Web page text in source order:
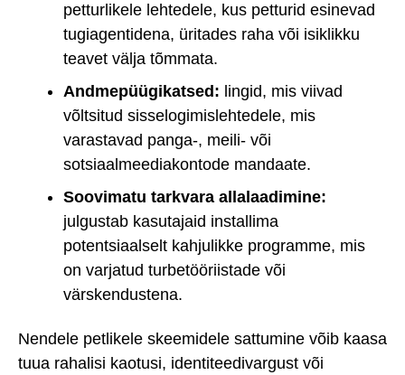
petturlikele lehtedele, kus petturid esinevad
tugiagentidena, üritades raha või isiklikku
teavet välja tõmmata.
Andmepüügikatsed: lingid, mis viivad
võltsitud sisselogimislehtedele, mis
varastavad panga-, meili- või
sotsiaalmeediakontode mandaate.
Soovimatu tarkvara allalaadimine:
julgustab kasutajaid installima
potentsiaalselt kahjulikke programme, mis
on varjatud turbetööriistade või
värskendustena.
Nendele petlikele skeemidele sattumine võib kaasa
tuua rahalisi kaotusi, identiteedivargust või